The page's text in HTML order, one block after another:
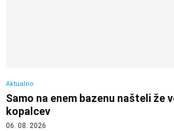
Aktualno
Samo na enem bazenu našteli že
kopalcev
06. 08. 2026